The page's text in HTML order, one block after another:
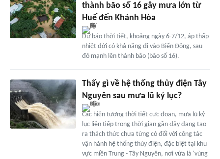
thành bão số 16 gây mưa lớn từ
Huế đến Khánh Hòa
Dự báo thời tiết, khoảng ngày 6-7/12, áp thấp
nhiệt đới có khả năng đi vào Biển Đông, sau
đó mạnh lên thành bão (bão số 16).
Thấy gì về hệ thống thủy điện Tây
Nguyên sau mưa lũ kỷ lục?
Các hiện tượng thời tiết cực đoan, mưa lũ kỷ
lục liên tiếp trong thời gian gần đây đang tạo
ra thách thức chưa từng có đối với công tác
vận hành hệ thống thủy điện, đặc biệt tại khu
vực miền Trung - Tây Nguyên, nơi vừa là 'vùng